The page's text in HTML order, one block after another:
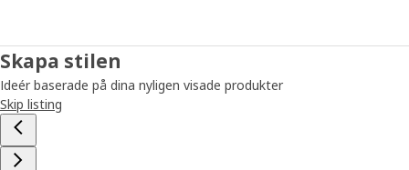
Skapa stilen
Ideér baserade på dina nyligen visade produkter
Skip listing